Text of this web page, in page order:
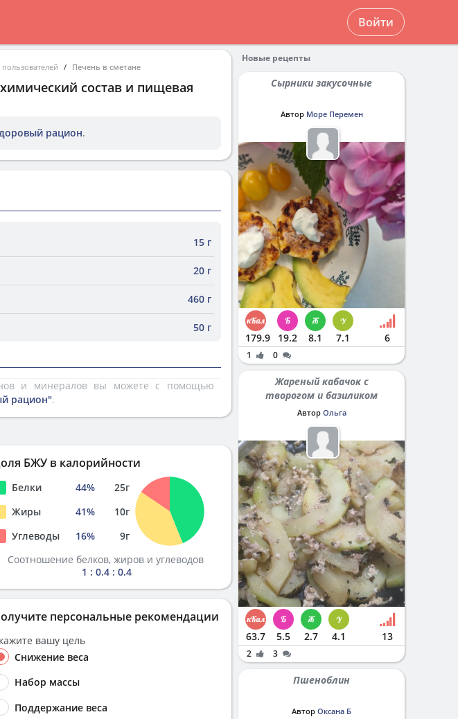
Войти
Печень в сметане
состав и пищевая
рацион.
15 г
20 г
460 г
50 г
и минералов вы можете с помощью
рацион".
БЖУ в калорийности
Белки 44% 25г
Жиры
41% 10г
Углеводы
16% 9г
Соотношение белков, жиров и углеводов
1 : 0.4 : 0.4
персональные рекомендации
вашу цель
Снижение веса
Набор массы
Поддержание веса
Новые рецепты
Сырники закусочные
Автор Море Перемен
179.9 19.2 8.1 7.1 6
1 0
Жареный кабачок с
творогом и базиликом
Автор Ольга
63.7 5.5 2.7 4.1 13
2 3
Пшеноблин
Автор Оксана Б